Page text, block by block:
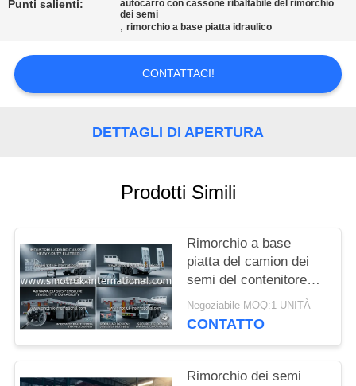
CHIEDI
PREVENTIVO
SULLA
PRIVACY
Punti salienti:
autocarro con cassone ribaltabile del rimorchio
dei semi
,rimorchio a base piatta idraulico
CONTATTACI!
DETTAGLI DI APERTURA
Prodotti Simili
Rimorchio a base
piatta del camion dei
semi del contenitore
degli assi dell'acciaio 3
di mn che porta le
Negoziabile MOQ:1 UNITÀ
CONTATTO
Rimorchio dei semi